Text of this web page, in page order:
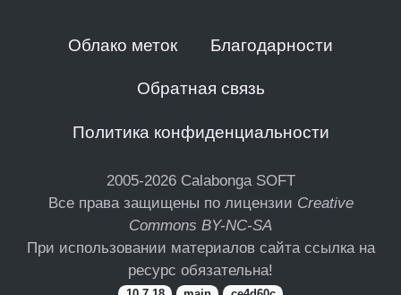
Облако меток Благодарности
Обратная связь
Политика конфиденциальности
2005-2026 Calabonga SOFT
Все права защищены по лицензии Creative
Commons BY-NC-SA
При использовании материалов сайта ссылка на
ресурс обязательна!